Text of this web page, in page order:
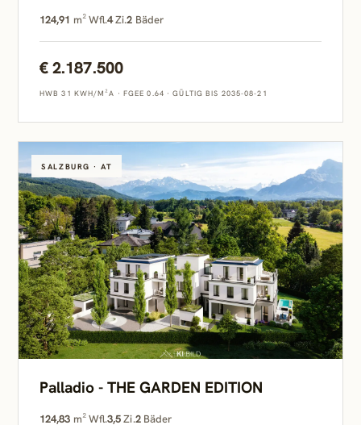
124,91 m² Wfl.4Zi.2 Bäder
€ 2.187.500
HWB 31 KWH/M²A · FGEE 0.64 ·GÜLTIG BIS 2035-08-21
SALZBURG · AT
Palladio - THE GARDEN EDITION
124,83 m² Wfl.3,5Zi.2Bäder